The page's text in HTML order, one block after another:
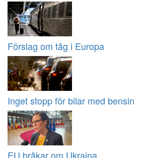
Förslag om tåg i Europa
Inget stopp för bilar med bensin
EU bråkar om Ukraina